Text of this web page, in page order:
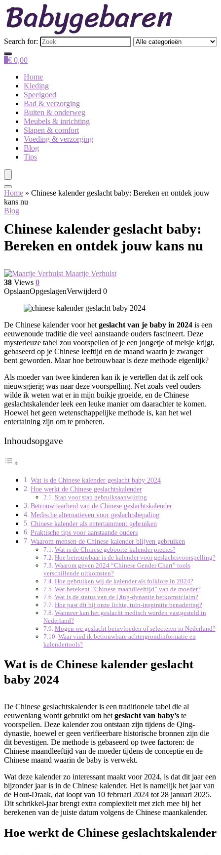
Search for:
€ 0,00
Home
Kleding
Speelgoed
Bad & verzorging
Buiten & onderweg
Meubels & inrichting
Slapen & comfort
Voeding & verzorging
Blog
Tips
Home » Chinese kalender geslacht baby: Bereken en ontdek jouw
kans nu
Blog
Chinese kalender geslacht baby:
Bereken en ontdek jouw kans nu
Maartje Verhulst
38 Views 0
OpslaanOpgeslagenVerwijderd 0
De Chinese kalender voor het geslacht van je baby in 2024 is een
eeuwenoude traditie die veel aanstaande ouders fascineert. Deze
mysterieuze tabel zou voorspellen of je een jongetje of meisje krijgt,
gebaseerd op je Chinese leeftijd en de maand waarin je zwanger
bent geworden. Maar hoe betrouwbaar is deze methode eigenlijk?
Als moeder van twee kinderen kan ik je vertellen dat ik zelf ook
nieuwsgierig was naar deze voorspelling. Net zoals veel ouders
wilde ik weten wat er in mijn buikje groeide, en de Chinese
geslachtskalender leek een leuke manier om daarachter te komen.
Hoewel het geen wetenschappelijke methode is, kan het wel
entertaining zijn om te proberen.
Inhoudsopgave
Wat is de Chinese kalender geslacht baby 2024
Hoe werkt de Chinese geslachtskalender
Stap voor stap gebruiksaanwijzing
Betrouwbaarheid van de Chinese geslachtskalender
Medische alternatieven voor geslachtsbepaling
Chinese kalender als entertainment gebruiken
Praktische tips voor aanstaande ouders
Waarom mensen de Chinese kalender blijven gebruiken
Wat is de Chinese geboorte‑kalender precies?
Hoe betrouwbaar is de kalender voor geslachtsvoorspelling?
Waarom geven 2024 “Chinese Gender Chart” tools
verschillende uitkomsten?
Hoe gebruiken wij de kalender als folklore in 2024?
Wat betekent “Chinese maandleeftijd” van de moeder?
Wat is de status van de Qing‑dynastie herkomstclaim?
Hoe past dit bij onze lichte, tuin‑inspiratie benadering?
Wanneer kan het geslacht medisch worden vastgesteld in
Nederland?
Mogen we geslacht beïnvloeden of selecteren in Nederland?
Waar vind ik betrouwbare achtergrondinformatie en
kalendertools?
Wat is de Chinese kalender geslacht
baby 2024
De Chinese geslachtskalender is een traditionele tabel die al
eeuwenlang wordt gebruikt om het geslacht van baby’s te
voorspellen. Deze kalender zou ontstaan zijn tijdens de Qing-
dynastie, hoewel er geen verifieerbare historische bronnen zijn die
dit bevestigen. De methode is gebaseerd op twee factoren: de
Chinese maandleeftijd van de moeder tijdens de conceptie en de
Chinese maand waarin de baby is verwekt.
Wat deze kalender zo interessant maakt voor 2024, is dat dit jaar een
bijzonder jaar is in de Chinese kalender. Het is namelijk het jaar van
de Hout-Draak, dat loopt van 10 februari 2024 tot 28 januari 2025.
Dit schrikkel-jaar brengt extra complexiteit met zich mee bij het
berekenen van de juiste datum volgens de Chinese maankalender.
Hoe werkt de Chinese geslachtskalender